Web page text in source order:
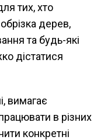
тих, хто
дерев,
та будь-які
дістатися
вимагає
в різних
конкретні